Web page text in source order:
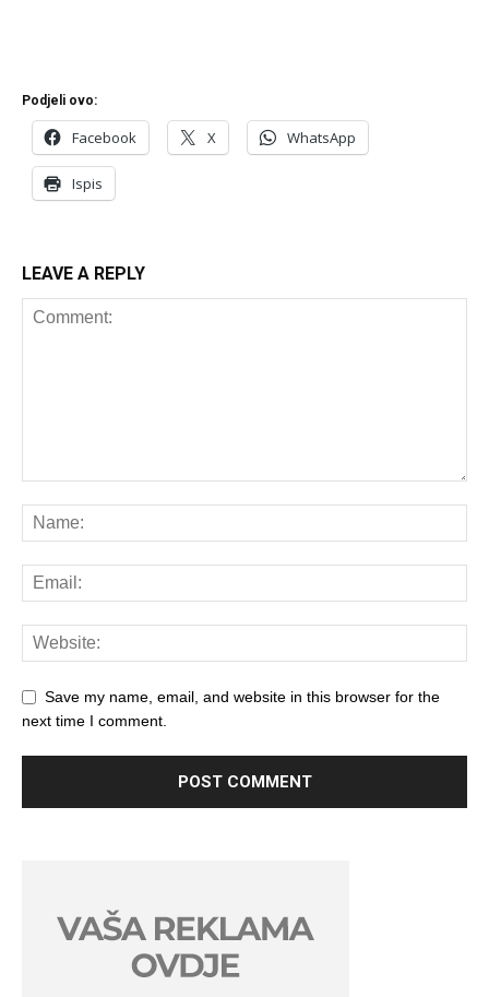
Podjeli ovo:
Facebook X WhatsApp
Ispis
LEAVE A REPLY
Save my name, email, and website in this browser for the
next time I comment.